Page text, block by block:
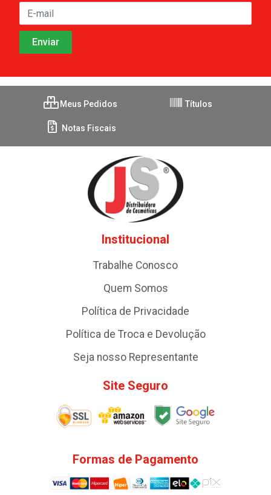
Meus Pedidos Títulos
Notas Fiscais
Institucional
Trabalhe Conosco
Quem Somos
Política de Privacidade
Política de Troca e Devolução
Seja nosso Representante
Site Seguro
Formas de Pagamento